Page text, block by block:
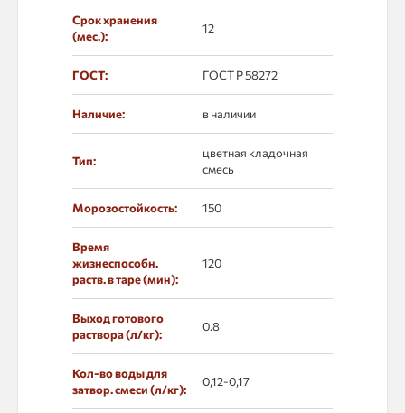
Срок хранения
(мес.):
12
ГОСТ: ГОСТ Р 58272
Наличие: в наличии
Тип:
цветная кладочная
смесь
Морозостойкость: 150
Время
жизнеспособн.
раств. в таре (мин):
120
Выход готового
раствора (л/кг):
0.8
Кол-во воды для
затвор. смеси (л/кг):
0,12-0,17